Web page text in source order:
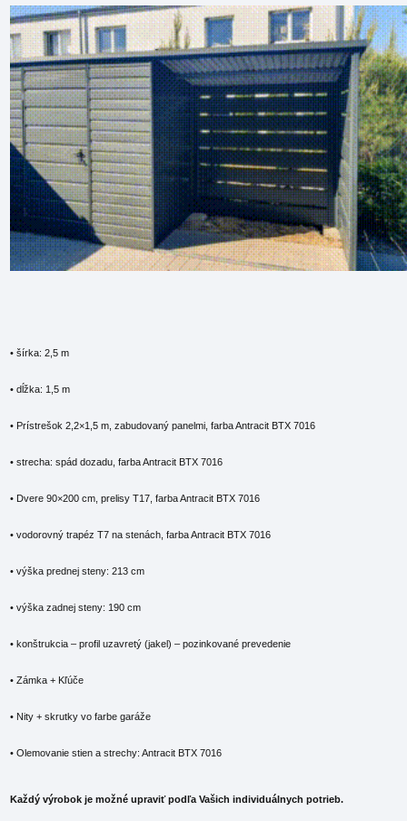
• šírka: 2,5 m
• dĺžka: 1,5 m
• Prístrešok 2,2×1,5 m, zabudovaný panelmi, farba Antracit BTX 7016
• strecha: spád dozadu, farba Antracit BTX 7016
• Dvere 90×200 cm, prelisy T17, farba Antracit BTX 7016
• vodorovný trapéz T7 na stenách, farba Antracit BTX 7016
• výška prednej steny: 213 cm
• výška zadnej steny: 190 cm
• konštrukcia – profil uzavretý (jakel) – pozinkované prevedenie
• Zámka + Kľúče
• Nity + skrutky vo farbe garáže
• Olemovanie stien a strechy: Antracit BTX 7016
Každý výrobok je možné upraviť podľa Vašich individuálnych potrieb.